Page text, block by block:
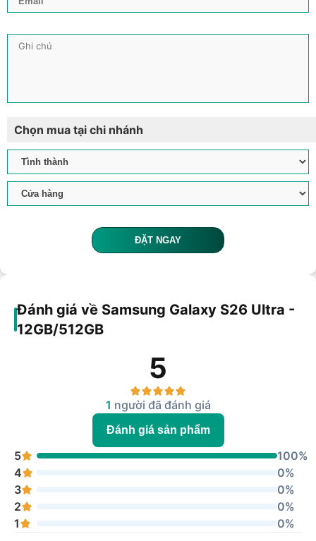
Chọn mua tại chi nhánh
ĐẶT NGAY
Đánh giá về Samsung Galaxy S26 Ultra -
12GB/512GB
5
1 người đã đánh giá
Đánh giá sản phẩm
5
100%
4
0%
3
0%
2
0%
1
0%